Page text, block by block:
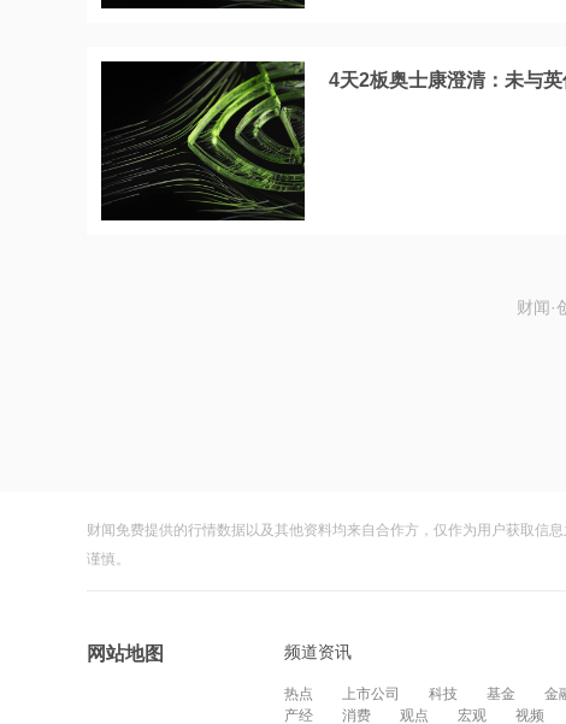
4天2板奥士康澄清：未与
财闻·
财闻免费提供的行情数据以及其他资料均来自合作方，仅作为用户获取信
谨慎。
网站地图 频道资讯
热点 上市公司 科技 基金 金
产经
消费 观点 宏观 视频